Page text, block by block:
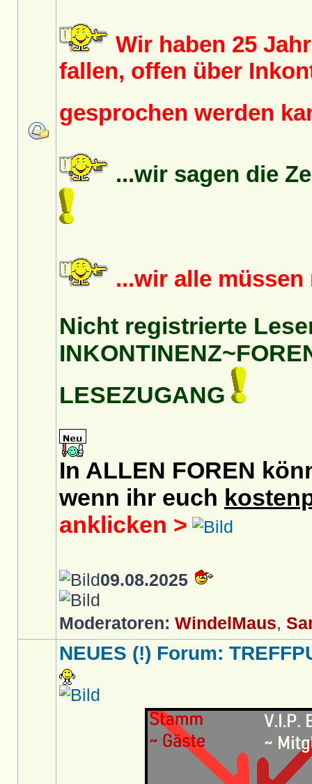
Wir haben 25
fallen, offen über
gesprochen werden
...wir sagen die
...wir alle
Nicht registrierte
LESEZUGANG
In ALLEN FOREN
wenn ihr euch
anklicken >
09.08.2025
Moderatoren: WindelMaus,
NEUES (!) Forum: